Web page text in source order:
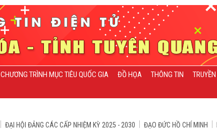
CHƯƠNG TRÌNH MỤC TIÊU QUỐC GIA ĐỒ HỌA THÔNG TIN
ĐẠI HỘI ĐẢNG CÁC CẤP NHIỆM KỲ 2025 - 2030 ĐẠO ĐỨC HỒ CHÍ MINH